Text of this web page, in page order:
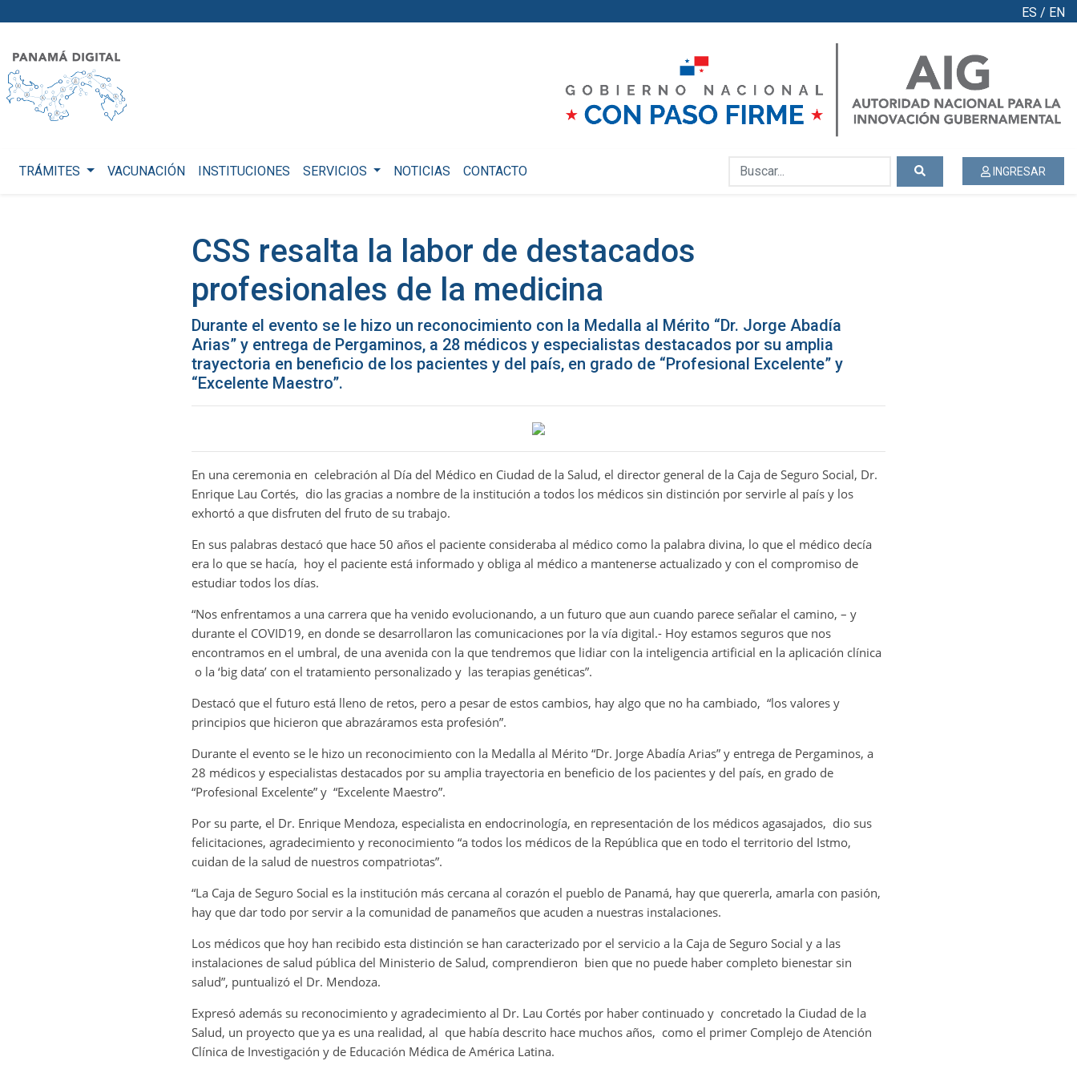
ES / EN
INGRESAR
TRÁMITES VACUNACIÓN INSTITUCIONES SERVICIOS NOTICIAS CONTACTO
CSS resalta la labor de destacados
profesionales de la medicina
Durante el evento se le hizo un reconocimiento con la Medalla al Mérito “Dr. Jorge Abadía
Arias” y entrega de Pergaminos, a 28 médicos y especialistas destacados por su amplia
trayectoria en beneficio de los pacientes y del país, en grado de “Profesional Excelente” y
“Excelente Maestro”.
En una ceremonia en celebración al Día del Médico en Ciudad de la Salud, el director general de la Caja de Seguro Social, Dr.
Enrique Lau Cortés, dio las gracias a nombre de la institución a todos los médicos sin distinción por servirle al país y los
exhortó a que disfruten del fruto de su trabajo.
En sus palabras destacó que hace 50 años el paciente consideraba al médico como la palabra divina, lo que el médico decía
era lo que se hacía, hoy el paciente está informado y obliga al médico a mantenerse actualizado y con el compromiso de
estudiar todos los días.
“Nos enfrentamos a una carrera que ha venido evolucionando, a un futuro que aun cuando parece señalar el camino, – y
durante el COVID19, en donde se desarrollaron las comunicaciones por la vía digital.- Hoy estamos seguros que nos
encontramos en el umbral, de una avenida con la que tendremos que lidiar con la inteligencia artificial en la aplicación clínica
o la ‘big data’ con el tratamiento personalizado y las terapias genéticas”.
Destacó que el futuro está lleno de retos, pero a pesar de estos cambios, hay algo que no ha cambiado, “los valores y
principios que hicieron que abrazáramos esta profesión”.
Durante el evento se le hizo un reconocimiento con la Medalla al Mérito “Dr. Jorge Abadía Arias” y entrega de Pergaminos, a
28 médicos y especialistas destacados por su amplia trayectoria en beneficio de los pacientes y del país, en grado de
“Profesional Excelente” y “Excelente Maestro”.
Por su parte, el Dr. Enrique Mendoza, especialista en endocrinología, en representación de los médicos agasajados, dio sus
felicitaciones, agradecimiento y reconocimiento “a todos los médicos de la República que en todo el territorio del Istmo,
cuidan de la salud de nuestros compatriotas”.
“La Caja de Seguro Social es la institución más cercana al corazón el pueblo de Panamá, hay que quererla, amarla con pasión,
hay que dar todo por servir a la comunidad de panameños que acuden a nuestras instalaciones.
Los médicos que hoy han recibido esta distinción se han caracterizado por el servicio a la Caja de Seguro Social y a las
instalaciones de salud pública del Ministerio de Salud, comprendieron bien que no puede haber completo bienestar sin
salud”, puntualizó el Dr. Mendoza.
Expresó además su reconocimiento y agradecimiento al Dr. Lau Cortés por haber continuado y concretado la Ciudad de la
Salud, un proyecto que ya es una realidad, al que había descrito hace muchos años, como el primer Complejo de Atención
Clínica de Investigación y de Educación Médica de América Latina.